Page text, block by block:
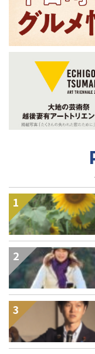
1
2
3